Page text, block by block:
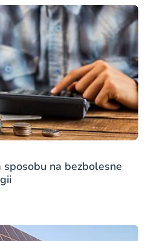
na bezbolesne